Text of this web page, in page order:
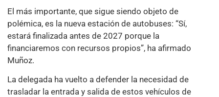
El más importante, que sigue siendo objeto de
polémica, es la nueva estación de autobuses: “Sí,
estará finalizada antes de 2027 porque la
financiaremos con recursos propios”, ha afirmado
Muñoz.
La delegada ha vuelto a defender la necesidad de
trasladar la entrada y salida de estos vehículos de